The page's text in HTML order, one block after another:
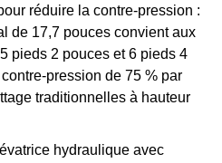
réduire la contre-pression :
de 17,7 pouces convient aux
pieds 2 pouces et 6 pieds 4
pression de 75 % par
traditionnelles à hauteur
hydraulique avec